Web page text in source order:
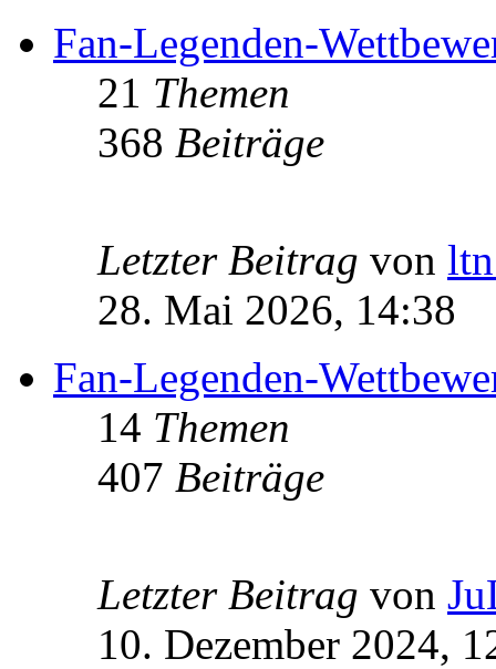
Fan-Legenden-
21 Themen
368 Beiträge
Letzter Beitrag von
28. Mai 2026, 14:38
Fan-Legenden-
14 Themen
407 Beiträge
Letzter Beitrag von
10. Dezember 2024,